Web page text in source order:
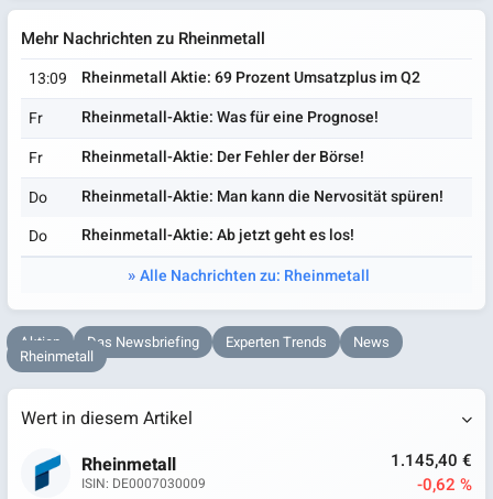
Mehr Nachrichten zu Rheinmetall
13:09
Rheinmetall Aktie: 69 Prozent Umsatzplus im Q2
Fr
Rheinmetall-Aktie: Was für eine Prognose!
Fr
Rheinmetall-Aktie: Der Fehler der Börse!
Do
Rheinmetall-Aktie: Man kann die Nervosität spüren!
Do
Rheinmetall-Aktie: Ab jetzt geht es los!
Alle Nachrichten zu: Rheinmetall
Aktien Das Newsbriefing Experten Trends News
Rheinmetall
Wert in diesem Artikel
Rheinmetall
ISIN: DE0007030009
1.145,40 €
-0,62 %